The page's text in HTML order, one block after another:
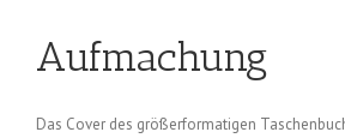
Aufmachung
Das Cover des größerformatigen